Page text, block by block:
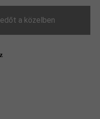
a közelben